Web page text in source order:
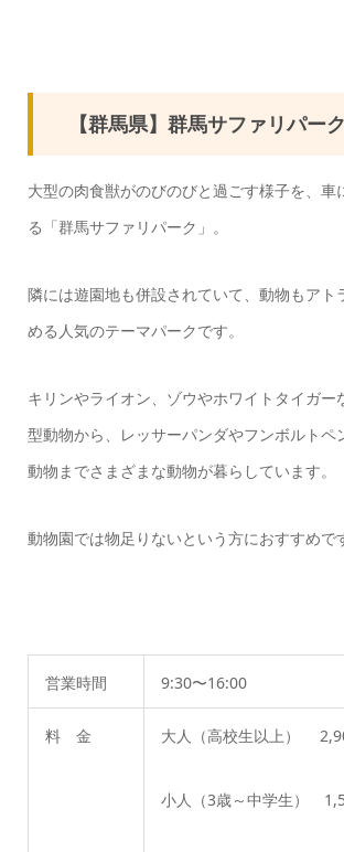
【群馬県】群馬サファリパーク
大型の肉食獣がのびのびと過ごす様子を、車
る「群馬サファリパーク」。
隣には遊園地も併設されていて、動物もアト
める人気のテーマパークです。
キリンやライオン、ゾウやホワイトタイガー
型動物から、レッサーパンダやフンボルトペ
動物までさまざまな動物が暮らしています。
動物園では物足りないという方におすすめで
営業時間 9:30〜16:00
料 金 大人（高校生以上）
小人（3歳～中学生）